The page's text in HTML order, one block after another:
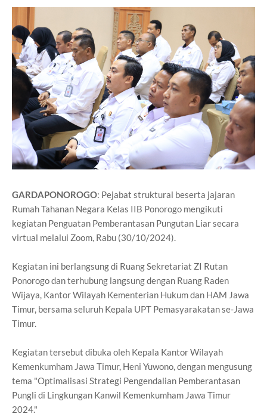
GARDAPONOROGO: Pejabat struktural beserta jajaran
Rumah Tahanan Negara Kelas IIB Ponorogo mengikuti
kegiatan Penguatan Pemberantasan Pungutan Liar secara
virtual melalui Zoom, Rabu (30/10/2024).
Kegiatan ini berlangsung di Ruang Sekretariat ZI Rutan
Ponorogo dan terhubung langsung dengan Ruang Raden
Wijaya, Kantor Wilayah Kementerian Hukum dan HAM Jawa
Timur, bersama seluruh Kepala UPT Pemasyarakatan se-Jawa
Timur.
Kegiatan tersebut dibuka oleh Kepala Kantor Wilayah
Kemenkumham Jawa Timur, Heni Yuwono, dengan mengusung
tema "Optimalisasi Strategi Pengendalian Pemberantasan
Pungli di Lingkungan Kanwil Kemenkumham Jawa Timur
2024."